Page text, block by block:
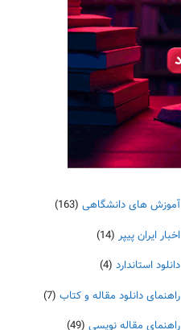
آموزش های دانشگاهی (163)
اخبار ایران پیپر (14)
دانلود استاندارد (4)
راهنمای دانلود مقاله و کتاب (7)
راهنمای مقاله نویسی (49)